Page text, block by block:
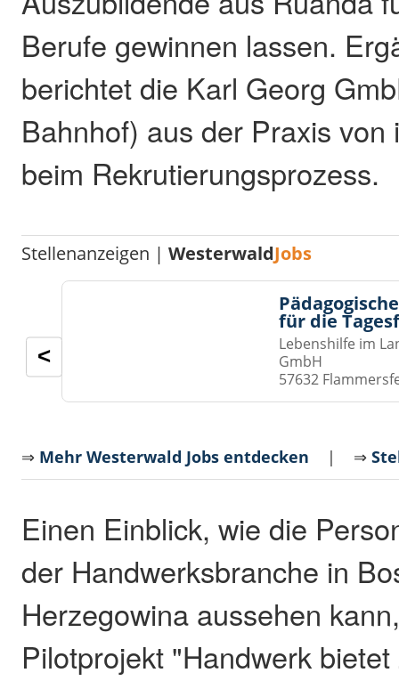
Berufe gewinnen lassen.
berichtet die Karl Georg
Bahnhof) aus der Praxis
beim Rekrutierungsprozess.
Stellenanzeigen |WesterwaldJobs
für die
Lebenshilfe im
GmbH
57632
<
⇒ Mehr Westerwald Jobs entdecken | ⇒
Einen Einblick, wie die
der Handwerksbranche in
Herzegowina aussehen
Pilotprojekt "Handwerk